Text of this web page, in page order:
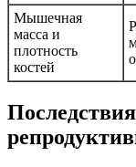
Мышечная
масса и
плотность
костей